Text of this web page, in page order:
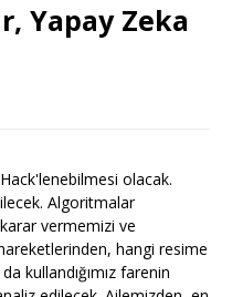
Yapay Zeka
olacak.
Algoritmalar
vermemizi ve
hangi resime
kullandığımız farenin